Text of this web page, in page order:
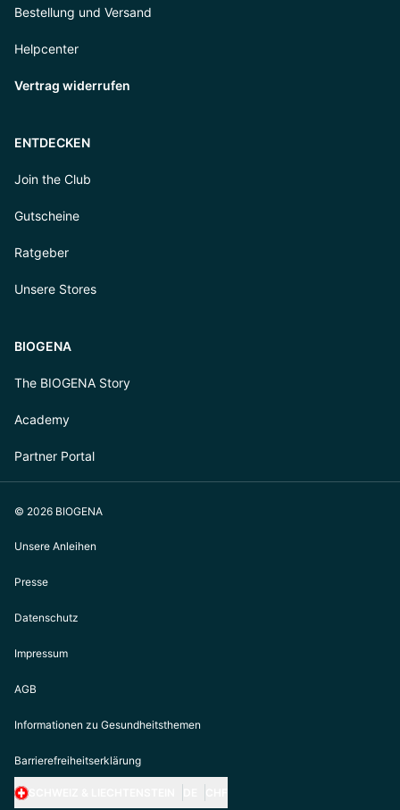
Bestellung und Versand
Helpcenter
Vertrag widerrufen
ENTDECKEN
Join the Club
Gutscheine
Ratgeber
Unsere Stores
BIOGENA
The BIOGENA Story
Academy
Partner Portal
© 2026 BIOGENA
Unsere Anleihen
Presse
Datenschutz
Impressum
AGB
Informationen zu Gesundheitsthemen
Barrierefreiheitserklärung